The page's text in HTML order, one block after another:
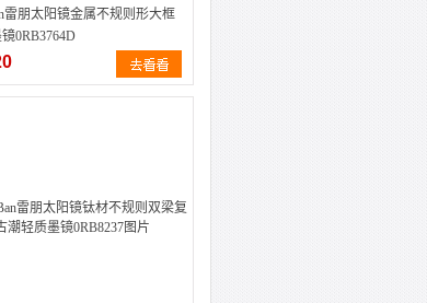
雷朋太阳镜金属不规则形大框
0RB3764D